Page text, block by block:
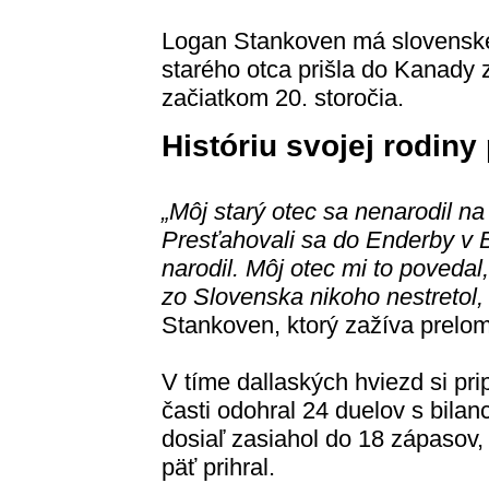
Logan Stankoven má
starého otca prišla do Kanady
začiatkom 20. storočia.
Históriu svojej rodiny
„Môj starý otec sa nenarodil
Presťahovali sa do Enderby v
narodil. Môj otec mi to
zo Slovenska nikoho
Stankoven, ktorý zažíva
V tíme dallaských hviezd si
časti odohral 24 duelov s
dosiaľ zasiahol do 18
päť prihral.